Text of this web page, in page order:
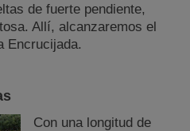
de fuerte pendiente,
Allí, alcanzaremos el
Encrucijada.
Con una longitud de